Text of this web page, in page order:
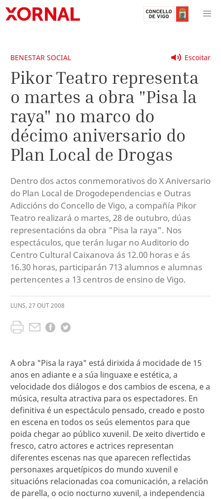
Escoitar
BENESTAR SOCIAL
Pikor Teatro representa
o martes a obra "Pisa la
raya" no marco do
décimo aniversario do
Plan Local de Drogas
Dentro dos actos conmemorativos do X Aniversario
do Plan Local de Drogodependencias e Outras
Adiccións do Concello de Vigo, a compañía Pikor
Teatro realizará o martes, 28 de outubro, dúas
representacións da obra "Pisa la raya". Nos
espectáculos, que terán lugar no Auditorio do
Centro Cultural Caixanova ás 12.00 horas e ás
16.30 horas, participarán 713 alumnos e alumnas
pertencentes a 13 centros de ensino de Vigo.
LUNS, 27 OUT2008
A obra "Pisa la raya" está dirixida á mocidade de 15
anos en adiante e a súa linguaxe e estética, a
velocidade dos diálogos e dos cambios de escena, e a
música, resulta atractiva para os espectadores. En
definitiva é un espectáculo pensado, creado e posto
en escena en todos os seús elementos para que
poida chegar ao público xuvenil. De xeito divertido e
fresco, catro actores e actrices representan
diferentes escenas nas que aparecen reflectidas
personaxes arquetípicos do mundo xuvenil e
situacións relacionadas coa comunicación, a relación
de parella, o ocio nocturno xuvenil, a independencia